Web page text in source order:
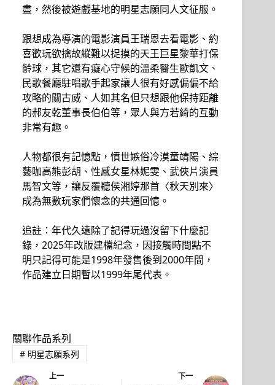
盡，然後被遊戲基地的明星志願同人文征服。
跟想成為導演的電影演員王瑞恩去看電影、約
喜歡玩欲擒故縱難以捉摸的天王巨星黎華打保
齡球，其它還有癡心守候的溫柔醫生歐凱文、
民歌餐廳駐唱歌手起家讓人很有好感偏偏不給
攻略的關古威、人如其名但只想跟他保持距離
的郝友乾董事長伯伯等，眾人與方若綺的互動
非常有趣。
人物都很有記憶點，憤世嫉俗冷漠童靖陽、綜
藝咖高熊彭胡、性感女星林妮雯、武俠片演員
馬智文等，讓反覆聽侯湘婷那首〈秋天別來〉
成為無數玩家們懷念的共通回憶。
追註：年代久遠除了記得玩過沒留下什麼記
錄，2025年改版建檔紀念，因接觸時間點不
明只記得可能是1998年發售後到2000年間，
作品建立日期暫以1999年尾代表。
關聯作品系列
#明星志願系列
上一 下一